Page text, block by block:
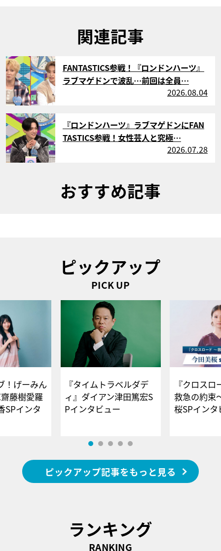
関連記事
サムネイル
FANTASTICS参戦！『ロンドンハーツ』
ラブマゲドンで波乱…前回は全員…
2026.08.04
サムネイル
『ロンドンハーツ』ラブマゲドンにFAN
TASTICS参戦！女性芸人と究極…
2026.07.28
おすすめ記事
ピックアップ
PICK UP
！げーみん
藤樹愛羅
SPインタ
『タイムトラベルダデ
ィ』ダイアン津田篤宏S
Pインタビュー
『クロス
救急の約束
桜SPイ
ピックアップ記事をもっと見る
ランキング
RANKING